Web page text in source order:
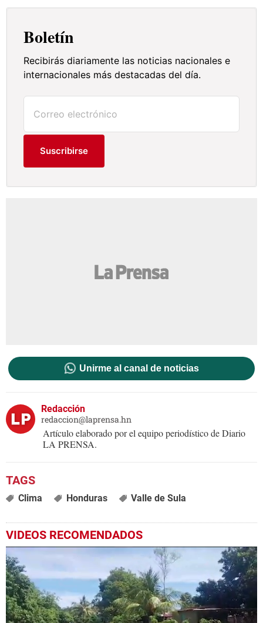
Boletín
Recibirás diariamente las noticias nacionales e
internacionales más destacadas del día.
Suscribirse
Unirme al canal de noticias
Redacción
redaccion@laprensa.hn
Artículo elaborado por el equipo periodístico de Diario
LA PRENSA.
Clima Honduras Valle de Sula
VIDEOS RECOMENDADOS